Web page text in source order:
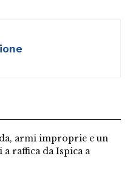
armi improprie e un
raffica da Ispica a